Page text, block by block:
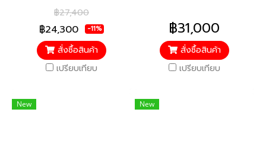
5 / รับประกันคอมเพรสเซอร์ 5
ปี อะไหล่อื่นๆ 5 ปี
฿27,400
฿24,300 -11%
สั่งซื้อสินค้า
เปรียบเทียบ
คอมเพรสเซอร์ 10 ปี อะไหล่อื่นๆ
5 ปี
฿31,000
สั่งซื้อสินค้า
เปรียบเทียบ
New New